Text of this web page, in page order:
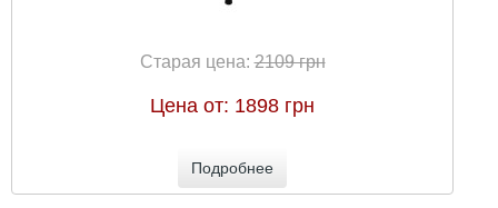
Старая цена:2109 грн
Цена от: 1898 грн
Подробнее